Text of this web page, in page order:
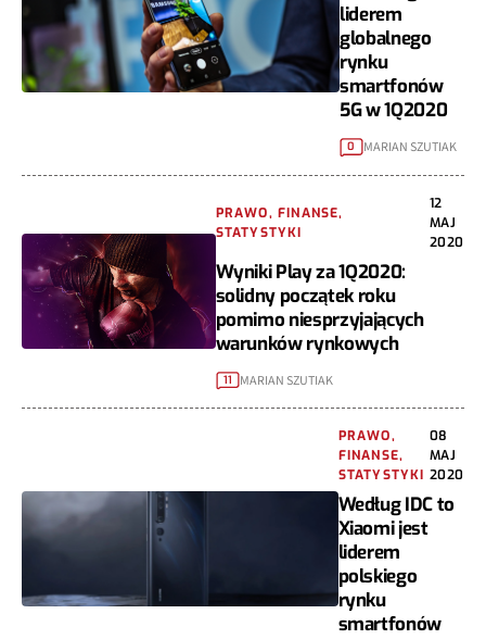
liderem
globalnego
rynku
smartfonów
5G w 1Q2020
0 MARIAN SZUTIAK
PRAWO, FINANSE,
STATYSTYKI
12
MAJ
2020
Wyniki Play za 1Q2020:
solidny początek roku
pomimo niesprzyjających
warunków rynkowych
11 MARIAN SZUTIAK
PRAWO,
FINANSE,
STATYSTYKI
08
MAJ
2020
Według IDC to
Xiaomi jest
liderem
polskiego
rynku
smartfonów